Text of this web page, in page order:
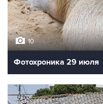
10
Фотохроника 29 июля